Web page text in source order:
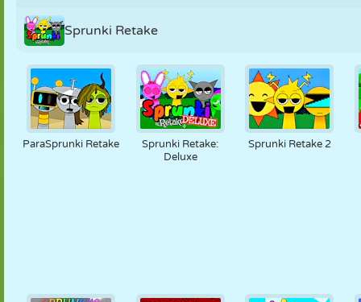
Sprunki Retake
ParaSprunki Retake
Sprunki Retake:
Deluxe
Sprunki Retake 2